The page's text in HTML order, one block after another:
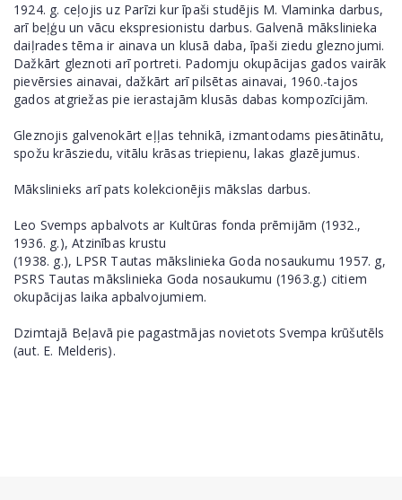
1924. g. ceļojis uz Parīzi kur īpaši studējis M. Vlaminka darbus,
arī beļģu un vācu ekspresionistu darbus. Galvenā mākslinieka
daiļrades tēma ir ainava un klusā daba, īpaši ziedu gleznojumi.
Dažkārt gleznoti arī portreti. Padomju okupācijas gados vairāk
pievērsies ainavai, dažkārt arī pilsētas ainavai, 1960.-tajos
gados atgriežas pie ierastajām klusās dabas kompozīcijām.
Gleznojis galvenokārt eļļas tehnikā, izmantodams piesātinātu,
spožu krāsziedu, vitālu krāsas triepienu, lakas glazējumus.
Mākslinieks arī pats kolekcionējis mākslas darbus.
Leo Svemps apbalvots ar Kultūras fonda prēmijām (1932.,
1936. g.), Atzinības krustu
(1938. g.), LPSR Tautas mākslinieka Goda nosaukumu 1957. g,
PSRS Tautas mākslinieka Goda nosaukumu (1963.g.) citiem
okupācijas laika apbalvojumiem.
Dzimtajā Beļavā pie pagastmājas novietots Svempa krūšutēls
(aut. E. Melderis).